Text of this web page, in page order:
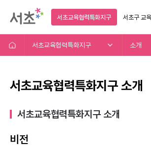
서초교육협력특화지구 서초구교
서초교육협력특화지구 소개
서초교육협력특화지구 소개
서초교육협력특화지구 소개​
비전